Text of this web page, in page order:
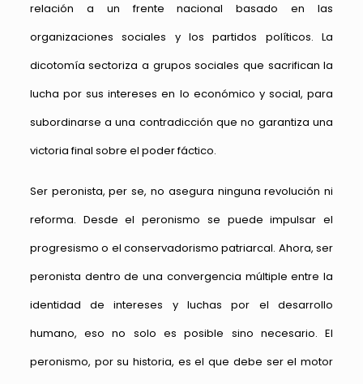
relación a un frente nacional basado en las
organizaciones sociales y los partidos políticos. La
dicotomía sectoriza a grupos sociales que sacrifican la
lucha por sus intereses en lo económico y social, para
subordinarse a una contradicción que no garantiza una
victoria final sobre el poder fáctico.
Ser peronista, per se, no asegura ninguna revolución ni
reforma. Desde el peronismo se puede impulsar el
progresismo o el conservadorismo patriarcal. Ahora, ser
peronista dentro de una convergencia múltiple entre la
identidad de intereses y luchas por el desarrollo
humano, eso no solo es posible sino necesario. El
peronismo, por su historia, es el que debe ser el motor